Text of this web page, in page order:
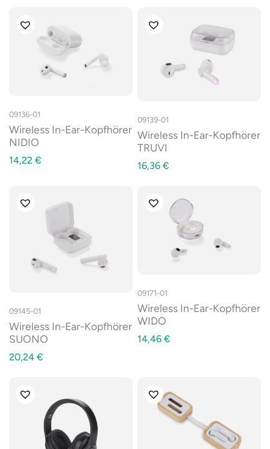
09136-01
Wireless In-Ear-Kopfhörer
NIDIO
14,22 €
09139-01
Wireless In-Ear-Kopfhörer
TRUVI
16,36 €
09145-01
Wireless In-Ear-Kopfhörer
SUONO
20,24 €
09171-01
Wireless In-Ear-Kopfhörer
WIDO
14,46 €